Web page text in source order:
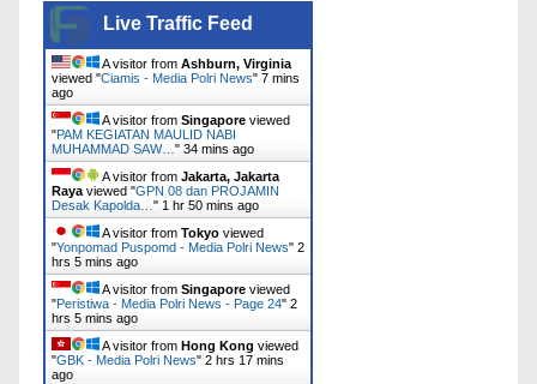
Live Traffic Feed
A visitor from Ashburn, Virginia
viewed "Ciamis - Media Polri News" 7 mins
ago
A visitor from Singapore viewed
"PAM KEGIATAN MAULID NABI
MUHAMMAD SAW… " 34 mins ago
A visitor from Jakarta, Jakarta
Raya viewed "GPN 08 dan PROJAMIN
Desak Kapolda… " 1 hr 50 mins ago
A visitor from Tokyo viewed
"Yonpomad Puspomd - Media Polri News" 2
hrs 5 mins ago
A visitor from Singapore viewed
"Peristiwa - Media Polri News - Page 24" 2
hrs 5 mins ago
A visitor from Hong Kong viewed
"GBK - Media Polri News" 2 hrs 17 mins
ago